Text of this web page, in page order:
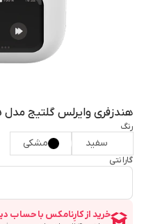
هندزفری وایرلس گلتیج مدل smart tune HP05
رنگ
سفید مشکی
گارانتی